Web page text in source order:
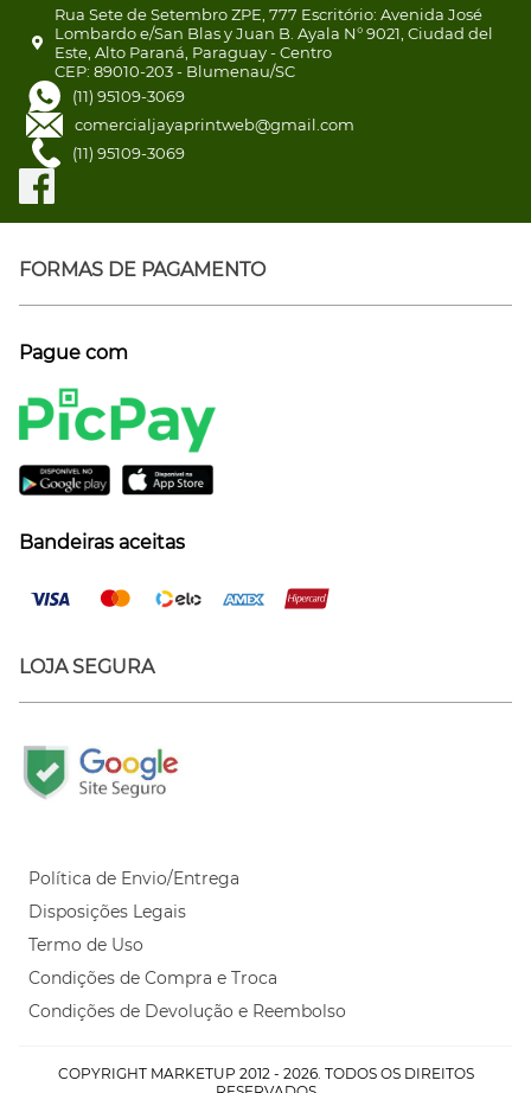
Rua Sete de Setembro ZPE, 777 Escritório: Avenida José
Lombardo e/San Blas y Juan B. Ayala N° 9021, Ciudad del
Este, Alto Paraná, Paraguay - Centro
CEP: 89010-203 - Blumenau/SC
(11) 95109-3069
comercialjayaprintweb@gmail.com
(11) 95109-3069
FORMAS DE PAGAMENTO
Pague com
Bandeiras aceitas
LOJA SEGURA
Política de Envio/Entrega
Disposições Legais
Termo de Uso
Condições de Compra e Troca
Condições de Devolução e Reembolso
COPYRIGHT MARKETUP 2012 - 2026. TODOS OS DIREITOS